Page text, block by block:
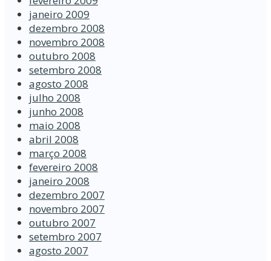
janeiro 2009
dezembro 2008
novembro 2008
outubro 2008
setembro 2008
agosto 2008
julho 2008
junho 2008
maio 2008
abril 2008
março 2008
fevereiro 2008
janeiro 2008
dezembro 2007
novembro 2007
outubro 2007
setembro 2007
agosto 2007